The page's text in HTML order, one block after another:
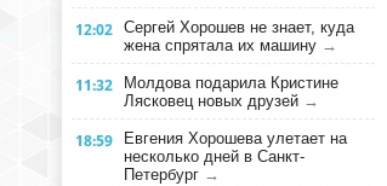
12:02 Сергей Хорошев не знает, куда
жена спрятала их машину →
11:32
Молдова подарила Кристине
Лясковец новых друзей →
18:59
Евгения Хорошева улетает на
несколько дней в Санкт-
Петербург →